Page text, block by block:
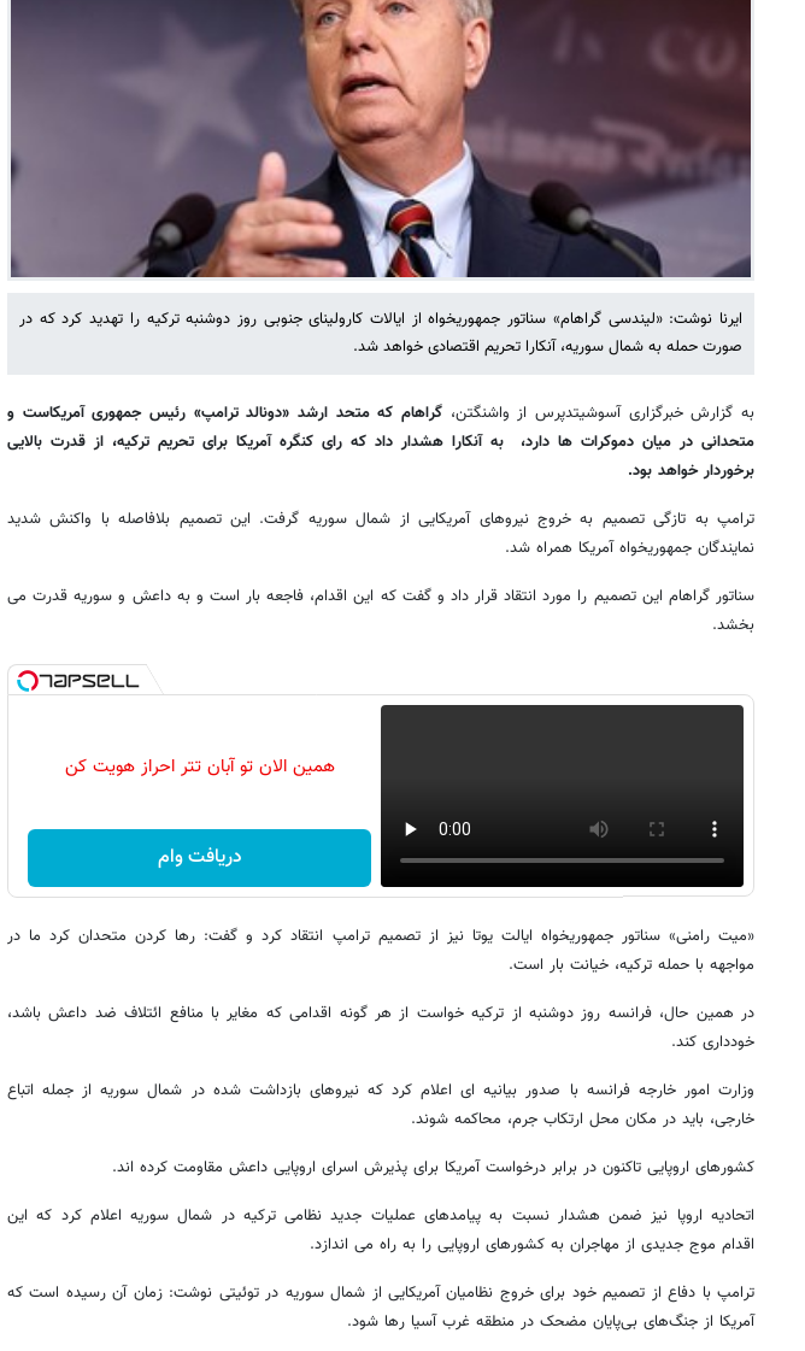
ایرنا نوشت: «لیندسی گراهام» سناتور جمهوریخواه از ایالات کارولینای جنوبی روز دوشنبه ترکیه را تهدید کرد که در
صورت حمله به شمال سوریه، آنکارا تحریم اقتصادی خواهد شد.
به گزارش خبرگزاری آسوشیتدپرس از واشنگتن، گراهام که متحد ارشد «دونالد ترامپ» رئیس جمهوری آمریکاست و
متحدانی در میان دموکرات ها دارد، ‌ به آنکارا هشدار داد که رای کنگره آمریکا برای تحریم ترکیه، از قدرت بالایی
برخوردار خواهد بود.
ترامپ به تازگی تصمیم به خروج نیروهای آمریکایی از شمال سوریه گرفت. این تصمیم بلافاصله با واکنش شدید
نمایندگان جمهوریخواه آمریکا همراه شد.
سناتور گراهام این تصمیم را مورد انتقاد قرار داد و گفت که این اقدام، فاجعه بار است و به داعش و سوریه قدرت می
بخشد.
همین الان تو آبان تتر احراز هویت کن
دریافت وام
«میت رامنی» سناتور جمهوریخواه ایالت یوتا نیز از تصمیم ترامپ انتقاد کرد و گفت: رها کردن متحدان کرد ما در
مواجهه با حمله ترکیه، خیانت بار است.
در همین حال، فرانسه روز دوشنبه از ترکیه خواست از هر گونه اقدامی که مغایر با منافع ائتلاف ضد داعش باشد،
خودداری کند.
وزارت امور خارجه فرانسه با صدور بیانیه ای اعلام کرد که نیروهای بازداشت شده در شمال سوریه از جمله اتباع
خارجی، باید در مکان محل ارتکاب جرم، محاکمه شوند.
کشورهای اروپایی تاکنون در برابر درخواست آمریکا برای پذیرش اسرای اروپایی داعش مقاومت کرده اند.
اتحادیه اروپا نیز ضمن هشدار نسبت به پیامدهای عملیات جدید نظامی ترکیه در شمال سوریه اعلام کرد که این
اقدام موج جدیدی از مهاجران به کشورهای اروپایی را به راه می اندازد.
ترامپ با دفاع از تصمیم خود برای خروج نظامیان آمریکایی از شمال سوریه در توئیتی نوشت: زمان آن رسیده است که
آمریکا از جنگ‌های بی‌پایان مضحک در منطقه غرب آسیا رها شود.